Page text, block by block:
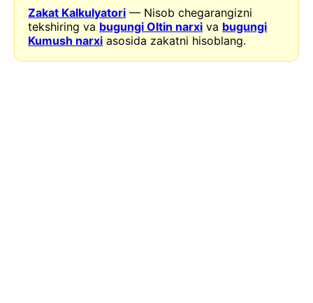
Zakat Kalkulyatori — Nisob chegarangizni
tekshiring va bugungi Oltin narxi va bugungi
Kumush narxi asosida zakatni hisoblang.